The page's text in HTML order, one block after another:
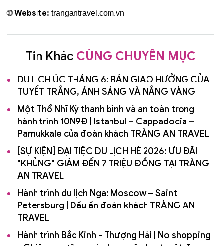
🌐Website: trangantravel.com.vn
Tin Khác CÙNG CHUYÊN MỤC
DU LỊCH ÚC THÁNG 6: BẢN GIAO HƯỞNG CỦA
TUYẾT TRẮNG, ÁNH SÁNG VÀ NẮNG VÀNG
Một Thổ Nhĩ Kỳ thanh bình và an toàn trong
hành trình 10N9Đ | Istanbul – Cappadocia –
Pamukkale của đoàn khách TRÀNG AN TRAVEL
[SỰ KIỆN] ĐẠI TIỆC DU LỊCH HÈ 2026: ƯU ĐÃI
"KHỦNG" GIẢM ĐẾN 7 TRIỆU ĐỒNG TẠI TRÀNG
AN TRAVEL
Hành trình du lịch Nga: Moscow – Saint
Petersburg | Dấu ấn đoàn khách TRÀNG AN
TRAVEL
Hành trình Bắc Kinh - Thượng Hải | No shopping